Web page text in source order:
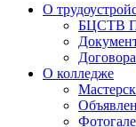
О
БЦСТВ
О колледже